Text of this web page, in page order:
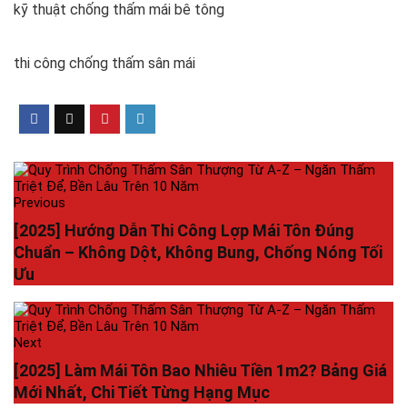
kỹ thuật chống thấm mái bê tông
thi công chống thấm sân mái
Previous
[2025] Hướng Dẫn Thi Công Lợp Mái Tôn Đúng
Chuẩn – Không Dột, Không Bung, Chống Nóng Tối
Ưu
Next
[2025] Làm Mái Tôn Bao Nhiêu Tiền 1m2? Bảng Giá
Mới Nhất, Chi Tiết Từng Hạng Mục